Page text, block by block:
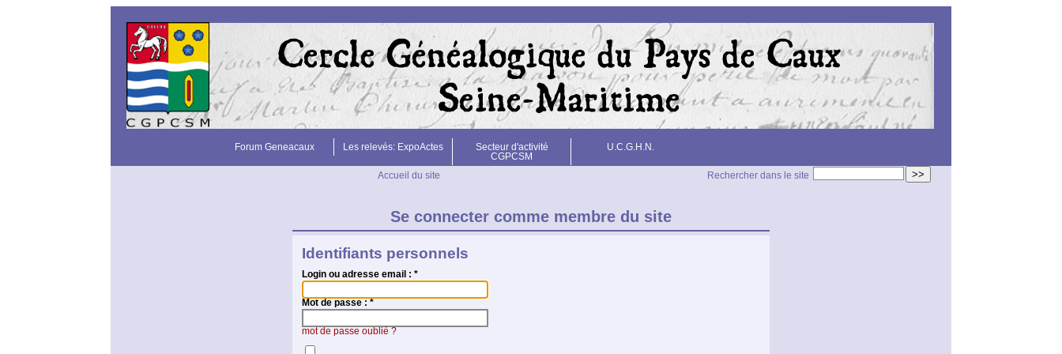
Forum Geneacaux Les relevés: ExpoActes
Secteur d'activité
CGPCSM
U.C.G.H.N.
>>
Rechercher dans le site
Accueil du site
Se connecter comme membre du site
Identifiants personnels
Login ou adresse email : *
Mot de passe :*
mot de passe oublié ?